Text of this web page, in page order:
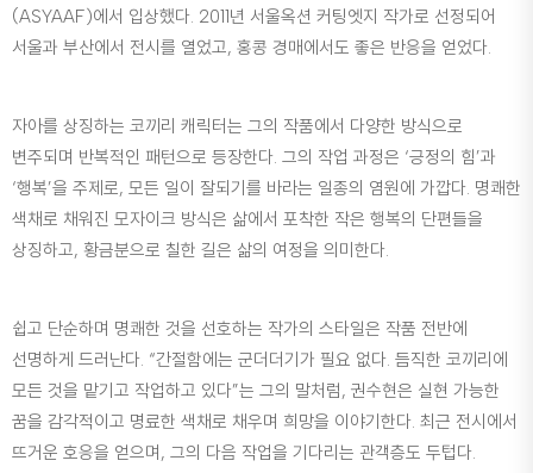
(ASYAAF)에서 입상했다. 2011년 서울옥션 커팅엣지 작가로 선정되어
서울과 부산에서 전시를 열었고, 홍콩 경매에서도 좋은 반응을 얻었다.
자아를 상징하는 코끼리 캐릭터는 그의 작품에서 다양한 방식으로
변주되며 반복적인 패턴으로 등장한다. 그의 작업 과정은 ‘긍정의 힘’과
‘행복’을 주제로, 모든 일이 잘되기를 바라는 일종의 염원에 가깝다. 명쾌한
색채로 채워진 모자이크 방식은 삶에서 포착한 작은 행복의 단편들을
상징하고, 황금분으로 칠한 길은 삶의 여정을 의미한다.
쉽고 단순하며 명쾌한 것을 선호하는 작가의 스타일은 작품 전반에
선명하게 드러난다. “간절함에는 군더더기가 필요 없다. 듬직한 코끼리에
모든 것을 맡기고 작업하고 있다”는 그의 말처럼, 권수현은 실현 가능한
꿈을 감각적이고 명료한 색채로 채우며 희망을 이야기한다. 최근 전시에서
뜨거운 호응을 얻으며, 그의 다음 작업을 기다리는 관객층도 두텁다.